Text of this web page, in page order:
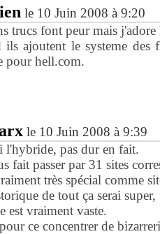
le 10 Juin 2008 à 9:20
trucs font peur mais
ils ajoutent le systeme
pour hell.com.
le 10 Juin 2008 à 9:39
l'hybride, pas dur en fait.
fait passer par 31 sites
très spécial comme
de tout ça serai super,
est vraiment vaste.
ce concentrer de